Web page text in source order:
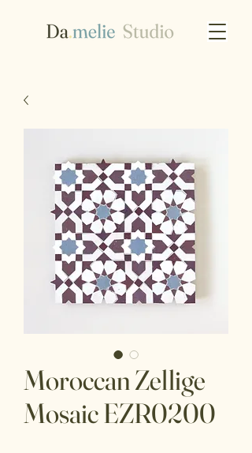
Moroccan Zellige
Mosaic EZR0200